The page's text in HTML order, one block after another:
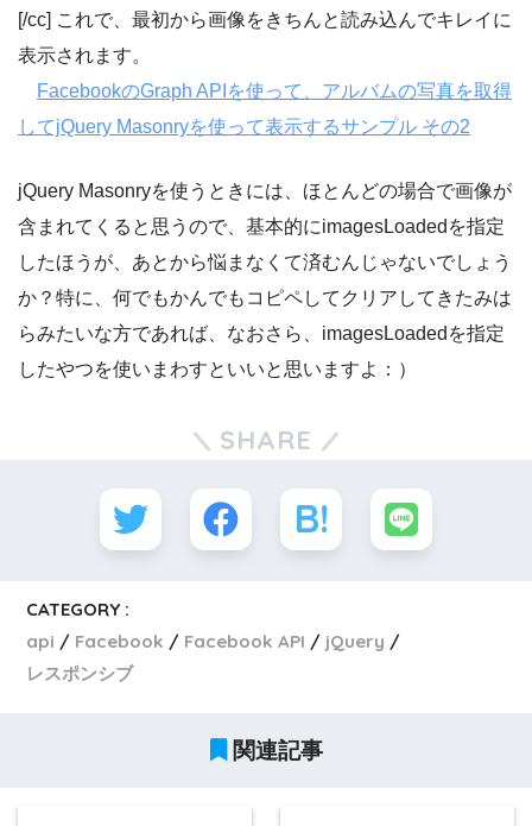
[/cc] これで、最初から画像をきちんと読み込んでキレイに
表示されます。
FacebookのGraph APIを使って、アルバムの写真を取得
してjQuery Masonryを使って表示するサンプル その2
jQuery Masonryを使うときには、ほとんどの場合で画像が
含まれてくると思うので、基本的にimagesLoadedを指定
したほうが、あとから悩まなくて済むんじゃないでしょう
か？特に、何でもかんでもコピペしてクリアしてきたみは
らみたいな方であれば、なおさら、imagesLoadedを指定
したやつを使いまわすといいと思いますよ：）
SHARE
CATEGORY :
api
Facebook Facebook API
jQuery
レスポンシブ
関連記事